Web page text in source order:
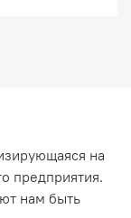
на
предприятия.
нам быть